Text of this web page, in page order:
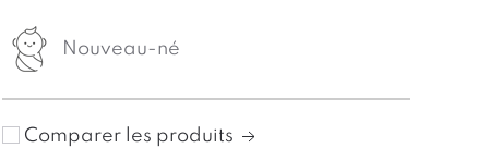
Nouveau-né
Comparer les produits